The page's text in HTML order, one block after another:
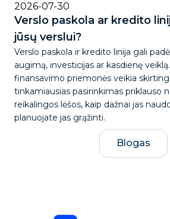
2026-07-30
Verslo paskola ar kredito
jūsų verslui?
Verslo paskola ir kredito linija gali
augimą, investicijas ar kasdienę
finansavimo priemonės veikia
tinkamiausias pasirinkimas priklauso
reikalingos lėšos, kaip dažnai jas
planuojate jas grąžinti.
Blogas